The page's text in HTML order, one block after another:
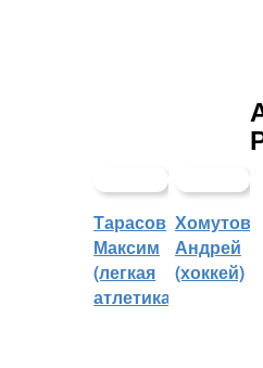
Тарасов
Максим
(легкая
атлетика)
Хомутов
Андрей
(хоккей)